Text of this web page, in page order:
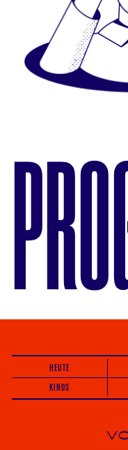
HEUTE
KINOS